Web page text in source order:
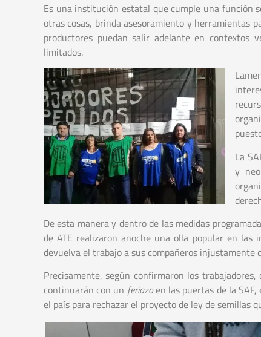
Es una institución estatal que cumple una función
otras cosas, brinda asesoramiento y herramientas
productores puedan salir adelante en contextos
limitados.
La
y
De esta manera y dentro de las medidas
de ATE realizaron anoche una olla popular en
devuelva el trabajo a sus compañeros injustamente
Precisamente, según confirmaron los
continuarán con un feriazoen las puertas de la
el país para rechazar el proyecto de ley de semillas